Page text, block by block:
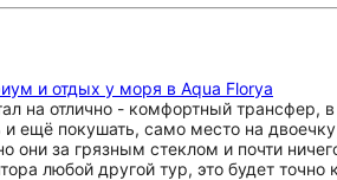
и отдых у моря в Aqua Florya
на отлично - комфортный
и ещё покушать, само место на
они за грязным стеклом и почти
любой другой тур, это будет